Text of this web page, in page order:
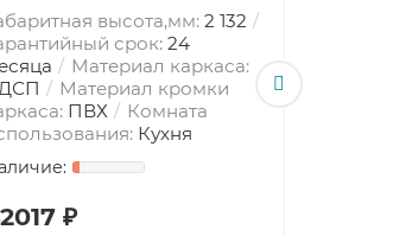
высота,мм: 2 132
срок: 24
Материал каркаса:
Материал кромки
ПВХ
Комната
Кухня
₽